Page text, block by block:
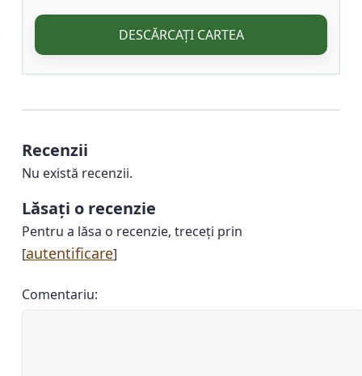
DESCĂRCAȚI CARTEA
Recenzii
Nu există recenzii.
Lăsați o recenzie
Pentru a lăsa o recenzie, treceți prin
[autentificare]
Comentariu: